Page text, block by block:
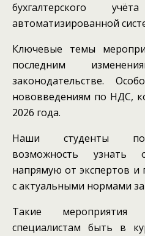
бухгалтерского
автоматизированной
Ключевые темы
последним
законодательстве.
нововведениям по НДС,
2026 года.
Наши студенты
возможность узнать
напрямую от экспертов и
с актуальными нормами
Такие мероприятия
специалистам быть в